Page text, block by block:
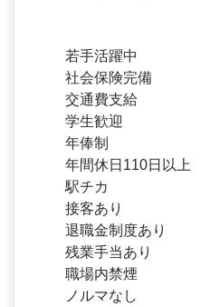
若手活躍中
社会保険完備
交通費支給
学生歓迎
年俸制
年間休日110日以上
駅チカ
接客あり
退職金制度あり
残業手当あり
職場内禁煙
ノルマなし